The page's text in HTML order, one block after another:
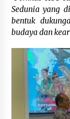
Sedunia yang
bentuk
budaya dan